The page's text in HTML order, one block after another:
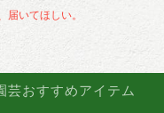
届いてほしい。
芸おすすめアイテム